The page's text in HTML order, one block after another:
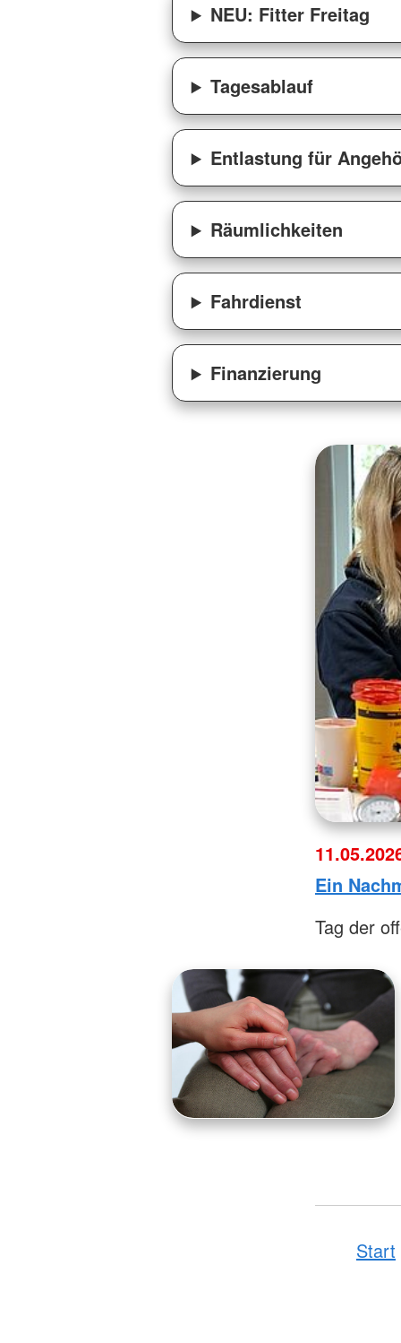
NEU: Fitter Freitag
Tagesablauf
Entlastung für
Räumlichkeiten
Fahrdienst
Finanzierung
Ein
Tag der
Start